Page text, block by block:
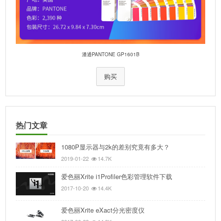
潘通PANTONE GP1601B
购买
热门文章
1080P显示器与2k的差别究竟有多大？
2019-01-22 14.7K
爱色丽Xrite i1Profiler色彩管理软件下载
2017-10-20 14.4K
爱色丽Xrite eXact分光密度仪